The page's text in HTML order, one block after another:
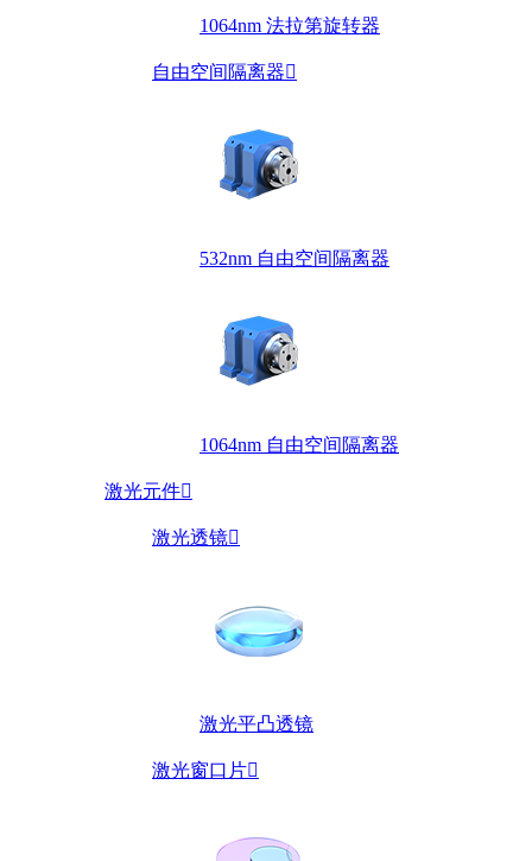
1064nm 法拉第旋转器
自由空间隔离器
532nm 自由空间隔离器
1064nm 自由空间隔离器
激光元件
激光透镜
激光平凸透镜
激光窗口片